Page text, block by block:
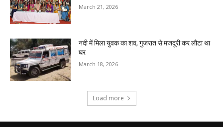
March 21, 2026
नदी में मिला युवक का शव, गुजरात से मजदूरी कर लौटा था
घर
March 18, 2026
Load more